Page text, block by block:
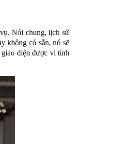
Nói chung, lịch sử
không có sẵn, nó sẽ
diện được vi tính